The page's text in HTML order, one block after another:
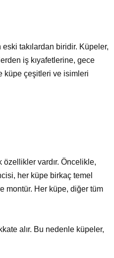
takılardan biridir. Küpeler,
iş kıyafetlerine, gece
küpe çeşitleri ve isimleri
özellikler vardır. Öncelikle,
her küpe birkaç temel
montür. Her küpe, diğer tüm
alır. Bu nedenle küpeler,